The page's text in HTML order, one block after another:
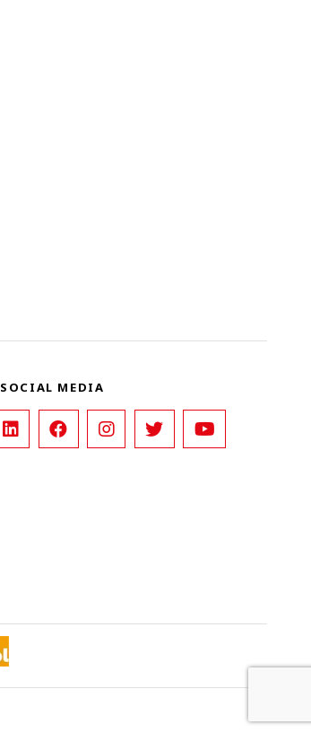
SOCIAL MEDIA